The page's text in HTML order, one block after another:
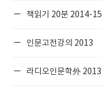
책읽기 20분 2014-15
인문고전강의 2013
라디오인문학外 2013